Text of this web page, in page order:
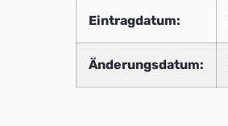
Eintragdatum:
Änderungsdatum: